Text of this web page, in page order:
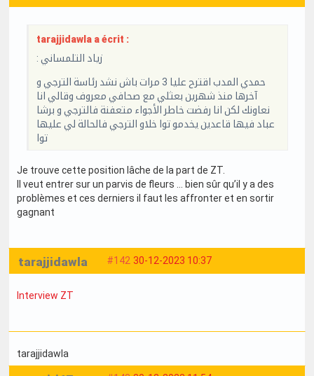
tarajjidawla a écrit :
: زياد التلمساني
حمدي المدب اقترح عليا 3 مرات باش نشد رئاسة الترجي و
آخرها منذ شهرين بعثلي مع صحافي معروف وقالي انا
نعاونك لكن انا رفضت خاطر الأجواء متعفنة فالترجي و برشا
عباد فيها قاعدين يخدمو توا خلاو الترجي فالحالة لي عليها
توا
Je trouve cette position lâche de la part de ZT.
Il veut entrer sur un parvis de fleurs … bien sûr qu’il y a des
problèmes et ces derniers il faut les affronter et en sortir
gagnant
#142 30-12-2023 10:37
tarajjidawla
Interview ZT
tarajjidawla